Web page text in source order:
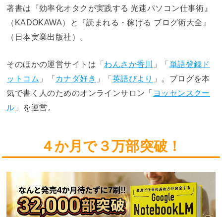
著書は『効率化オタクが実践する 光速パソコン仕事術』
（KADOKAWA）と『読まれる・稼げる ブログ術大全』
（日本実業出版社）。
そのほかの運営サイトは「 わんさか香川 」「 単語登録ド
ットコム 」「 カナダ好き 」「 英語びより
」。ブログを本
気で書く人のためのオンラインサロン「 ヨッセンスクー
ル 」を運営。
４か月で３万部突破！